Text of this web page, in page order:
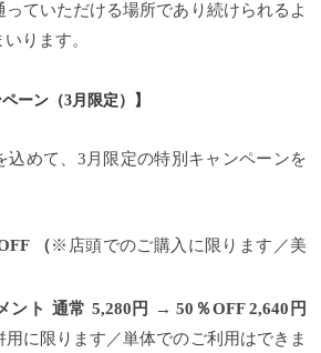
っていただける場所であり続けられるよ
ります。
ーン（3月限定）】
込めて、3月限定の特別キャンペーンを
（※店頭でのご購入に限ります／美
ント 通常 5,280円 → 50％OFF 2,640円
に限ります／単体でのご利用はできま